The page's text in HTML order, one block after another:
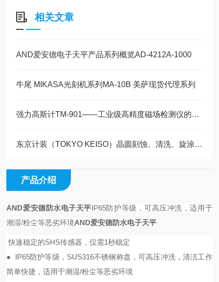
相关文章
AND爱安德电子天平产品系列概览AD-4212A-1000
牛尾 MIKASA光刻机系列MA-10B 美萨现货代理系列
强力高斯计TM-901——工业级高精度磁场检测仪的优选利器 美萨科技篇
东京计装（TOKYO KEISO）晶圆刻蚀、清洗、旋涂、CVD、SiC 第三代半导体
产品介绍
AND爱安德防水电子天平IP65防护等级，可高压冲洗，适用于
潮湿/粉尘等恶劣环境AND爱安德防水电子天平
快速稳定的SHS传感器，仅需1秒稳定
● IP65防护等级，SUS316不锈钢称盘，可高压冲洗，清洁工作
简单快捷，适用于潮湿/粉尘等恶劣环境